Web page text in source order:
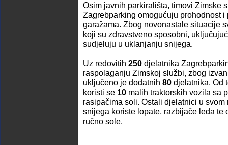
Osim javnih parkirališta, timovi Zimske
Zagrebparking omogućuju prohodnost i
garažama. Zbog novonastale situacije
koji su zdravstveno sposobni,
sudjeluju u uklanjanju snijega.
Uz redovitih 250 djelatnika
raspolaganju Zimskoj službi, zbog
uključeno je dodatnih 80 djelatnika. Od
koristi se 10 malih traktorskih vozila sa
rasipačima soli. Ostali djelatnici u
snijega koriste lopate, razbijače leda te
ručno sole.